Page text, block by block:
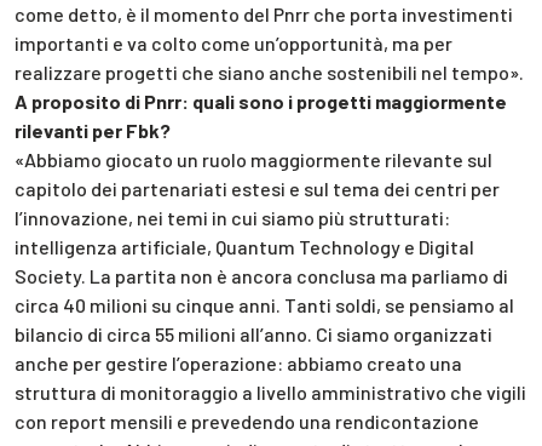
come detto, è il momento del Pnrr che porta investimenti
importanti e va colto come un’opportunità, ma per
realizzare progetti che siano anche sostenibili nel tempo».
A proposito di Pnrr: quali sono i progetti maggiormente
rilevanti per Fbk?
«Abbiamo giocato un ruolo maggiormente rilevante sul
capitolo dei partenariati estesi e sul tema dei centri per
l’innovazione, nei temi in cui siamo più strutturati:
intelligenza artificiale, Quantum Technology e Digital
Society. La partita non è ancora conclusa ma parliamo di
circa 40 milioni su cinque anni. Tanti soldi, se pensiamo al
bilancio di circa 55 milioni all’anno. Ci siamo organizzati
anche per gestire l’operazione: abbiamo creato una
struttura di monitoraggio a livello amministrativo che vigili
con report mensili e prevedendo una rendicontazione